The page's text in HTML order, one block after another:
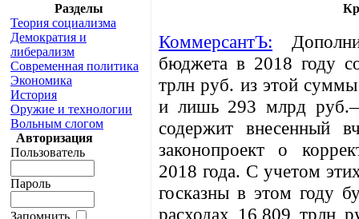
Разделы
Теория социализма
Демократия и
либерализм
Современная политика
Экономика
История
Оружие и технологии
Вольным слогом
Авторизация
Пользователь
Пароль
Запомнить
КоммерсантЪ:
бюджета в 2018 году
трлн руб. из этой суммы
и лишь 293 млрд руб.—
содержит внесенный
законопроект о
2018 года. С учетом
госказны в этом году
расходах 16,809 трлн